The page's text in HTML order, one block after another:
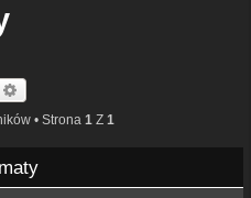
• Strona 1 Z 1